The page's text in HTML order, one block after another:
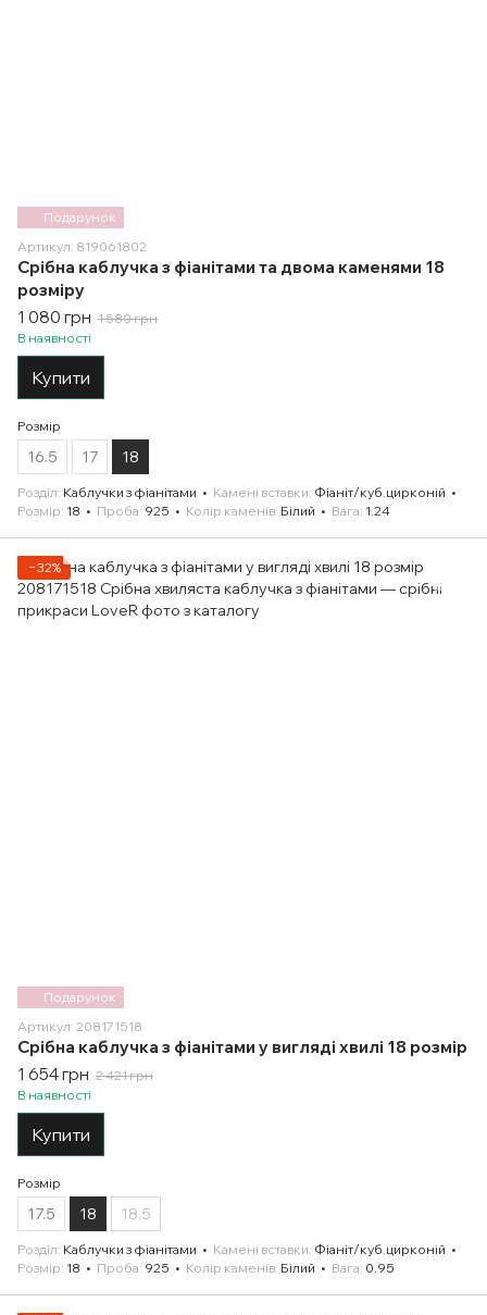
Подарунок
Артикул: 819061802
Срібна каблучка з фіанітами та двома каменями 18
розміру
1 080 грн 1 580 грн
В наявності
Купити
Розмір
16.5 17 18
Розділ Каблучки з фіанітами Камені вставки Фіаніт/куб.цирконій
Розмір 18 Проба 925 Колір каменів Білий Вага 1.24
Подарунок
−32%
Артикул: 208171518
Срібна каблучка з фіанітами у вигляді хвилі 18 розмір
1 654 грн 2 421 грн
В наявності
Купити
Розмір
17.5 18 18.5
Розділ Каблучки з фіанітами Камені вставки Фіаніт/куб.цирконій
Розмір 18 Проба 925 Колір каменів Білий Вага 0.95